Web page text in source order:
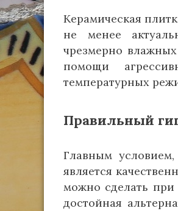
Керамическая
не менее
чрезмерно
помощи
температурных
Правильный
Главным
является
можно сделать
достойная